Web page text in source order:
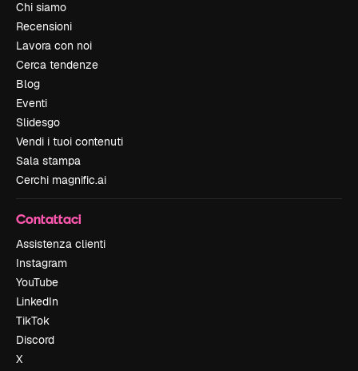
Chi siamo
Recensioni
Lavora con noi
Cerca tendenze
Blog
Eventi
Slidesgo
Vendi i tuoi contenuti
Sala stampa
Cerchi magnific.ai
Contattaci
Assistenza clienti
Instagram
YouTube
LinkedIn
TikTok
Discord
X